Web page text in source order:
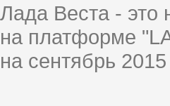
Лада Веста -
на платформе
на сентябрь